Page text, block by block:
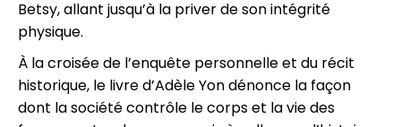
Betsy, allant jusqu’à la priver de son intégrité
physique.
À la croisée de l’enquête personnelle et du récit
historique, le livre d’Adèle Yon dénonce la façon
dont la société contrôle le corps et la vie des